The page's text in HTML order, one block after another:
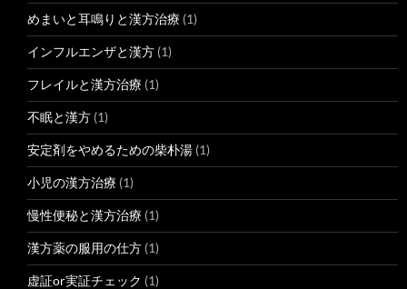
めまいと耳鳴りと漢方治療 (1)
インフルエンザと漢方 (1)
フレイルと漢方治療 (1)
不眠と漢方 (1)
安定剤をやめるための柴朴湯 (1)
小児の漢方治療 (1)
慢性便秘と漢方治療 (1)
漢方薬の服用の仕方 (1)
虚証or実証チェック (1)